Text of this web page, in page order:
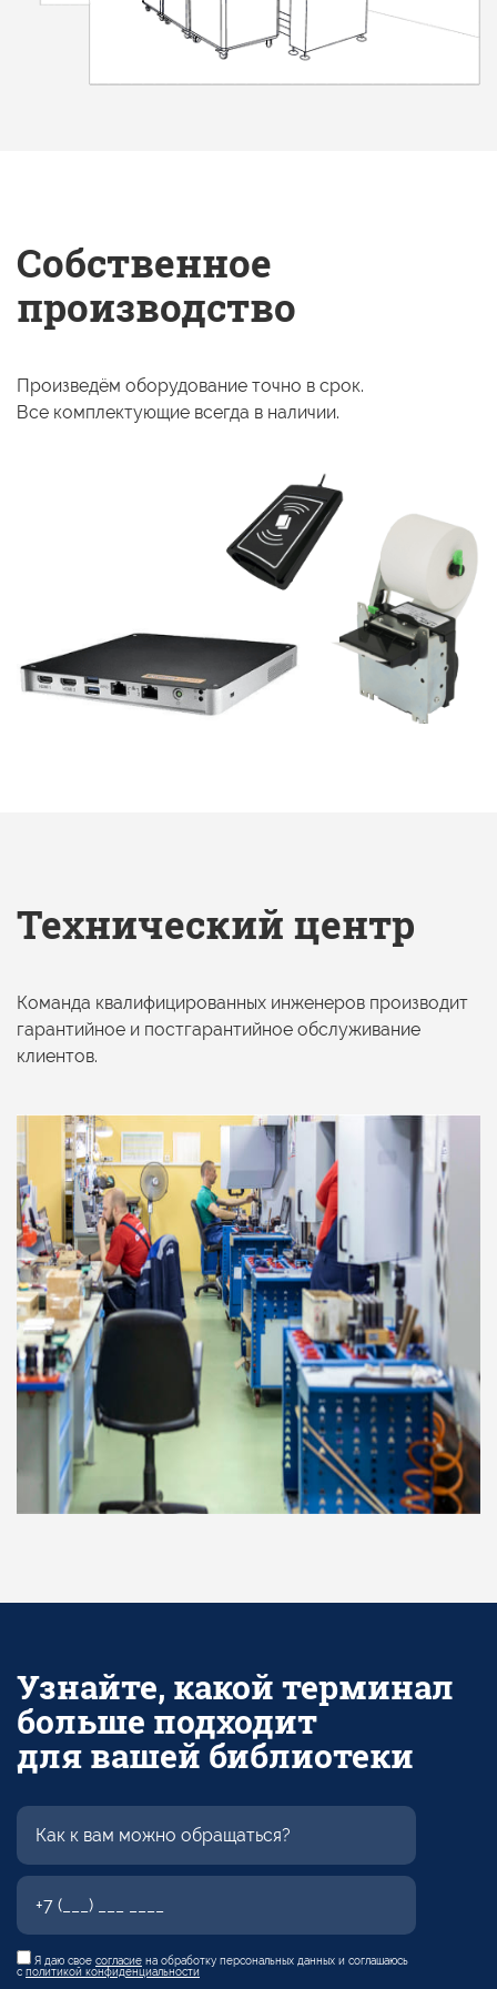
Собственное
производство
Произведём оборудование точно в срок.
Все комплектующие всегда в наличии.
Технический центр
Команда квалифицированных инженеров производит
гарантийное и постгарантийное обслуживание
клиентов.
Узнайте, какой терминал
больше подходит
для вашей библиотеки
Я даю свое согласие на обработку персональных данных и соглашаюсь
с политикой конфиденциальности